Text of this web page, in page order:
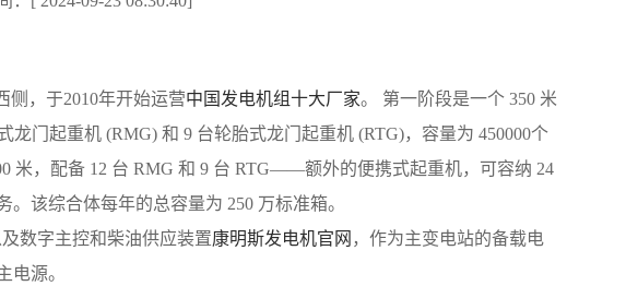
侧，于2010年开始运营中国发电机组十大厂家。 第一阶段是一个 350 米
龙门起重机 (RMG) 和 9 台轮胎式龙门起重机 (RTG)，容量为 450000个
米，配备 12 台 RMG 和 9 台 RTG——额外的便携式起重机，可容纳 24
该综合体每年的总容量为 250 万标准箱。
数字主控和柴油供应装置康明斯发电机官网 ，作为主变电站的备载电
电源。